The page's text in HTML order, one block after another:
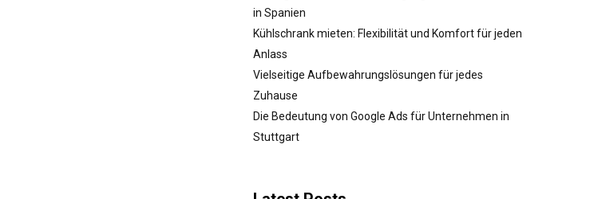
in Spanien
Kühlschrank mieten: Flexibilität und Komfort für jeden
Anlass
Vielseitige Aufbewahrungslösungen für jedes
Zuhause
Die Bedeutung von Google Ads für Unternehmen in
Stuttgart